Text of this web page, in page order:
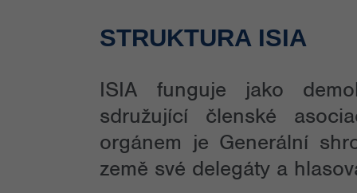
STRUKTURA ISIA
ISIA funguje jako
sdružující členské
orgánem je Generální
země své delegáty a